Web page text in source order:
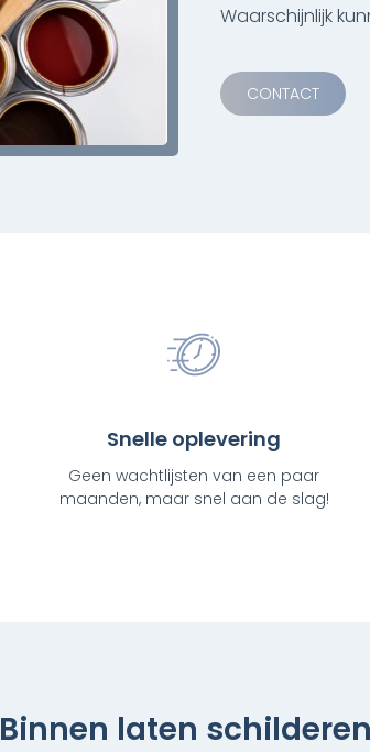
Waarschijnlijk
CONTACT
Snelle oplevering
Geen wachtlijsten van een paar
maanden, maar snel aan de slag!
Binnen laten